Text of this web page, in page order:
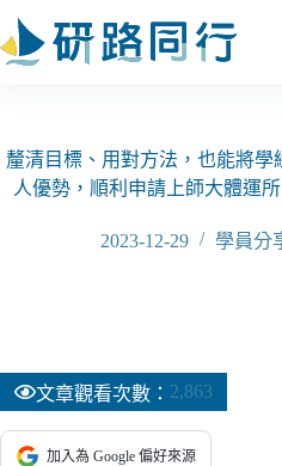
至
容釐清目標、用對方法，也能將學
人優勢，順利申請上師大體運
2023-12-29 學員分
文章觀看次數： 2,863
加入為 Google 偏好來源